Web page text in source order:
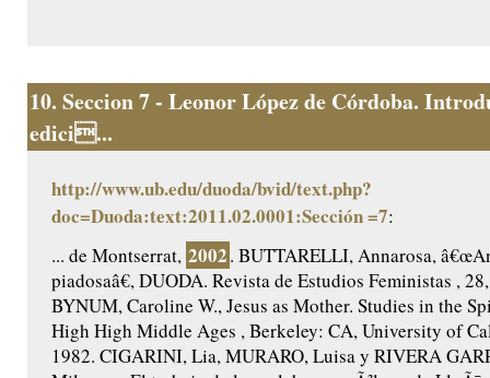
10. Seccion 7 - Leonor López de Córdoba.
edici...
http://www.ub.edu/duoda/bvid/text.php?
doc=Duoda:text:2011.02.0001:Sección =7:
... de Montserrat, 2002. BUTTARELLI, Annarosa,
piadosaâ€, DUODA. Revista de Estudios Feministas ,
BYNUM, Caroline W., Jesus as Mother. Studies in the
High High Middle Ages , Berkeley: CA, University of
1982. CIGARINI, Lia, MURARO, Luisa y RIVERA